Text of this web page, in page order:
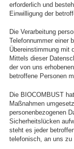
erforderlich und
Einwilligung der
Die Verarbeitung
Telefonnummer einer
Übereinstimmung mit
Mittels dieser
der von uns
betroffene Personen
Die BIOCOMBUST
Maßnahmen
personenbezogenen
Sicherheitslücken
steht es jeder
telefonisch, an uns zu